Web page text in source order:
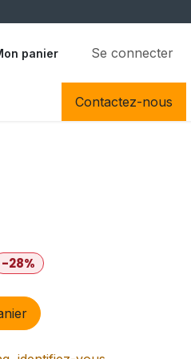
panier Se connecter
Contactez-nous
-28%